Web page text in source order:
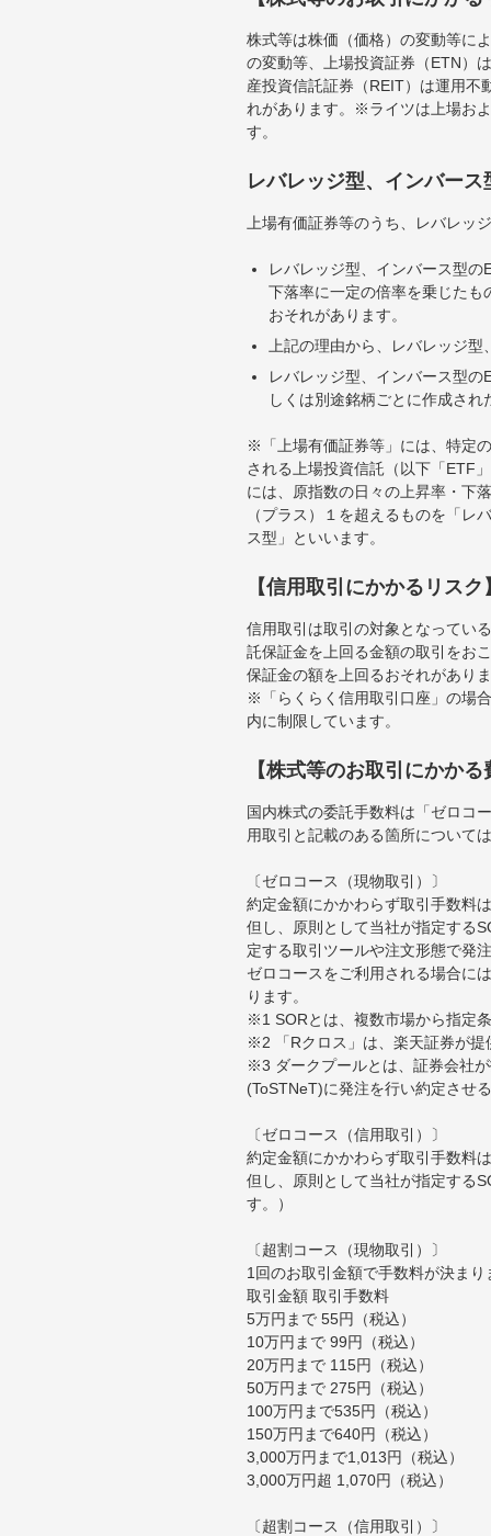
株式等は株価（価格）の変動等に
の変動等、上場投資証券（ETN）
産投資信託証券（REIT）は運用不
れがあります。※ライツは上場お
す。
レバレッジ型、インバー
上場有価証券等のうち、レバレ
レバレッジ型、インバース型
下落率に一定の倍率を乗じた
おそれがあります。
上記の理由から、レバレッジ
レバレッジ型、インバース型
しくは別途銘柄ごとに作成さ
※「上場有価証券等」には、特定
される上場投資信託（以下「ETF
には、原指数の日々の上昇率・下
（プラス）１を超えるものを「
ス型」といいます。
【信用取引にかかるリスク
信用取引は取引の対象となってい
託保証金を上回る金額の取引をお
保証金の額を上回るおそれがあり
※「らくらく信用取引口座」の場
内に制限しています。
【株式等のお取引にかかる
国内株式の委託手数料は「ゼロコ
用取引と記載のある箇所について
〔ゼロコース（現物取引）〕
約定金額にかかわらず取引手数料
但し、原則として当社が指定する
定する取引ツールや注文形態で発
ゼロコースをご利用される場合に
ります。
※1 SORとは、複数市場から指定
※2 「Rクロス」は、楽天証券が
※3 ダークプールとは、証券会社
(ToSTNeT)に発注を行い約定させ
〔ゼロコース（信用取引）〕
約定金額にかかわらず取引手数料
但し、原則として当社が指定する
す。）
〔超割コース（現物取引）〕
1回のお取引金額で手数料が決まり
取引金額 取引手数料
5万円まで 55円（税込）
10万円まで 99円（税込）
20万円まで 115円（税込）
50万円まで 275円（税込）
100万円まで535円（税込）
150万円まで640円（税込）
3,000万円まで1,013円（税込）
3,000万円超 1,070円（税込）
〔超割コース（信用取引）〕